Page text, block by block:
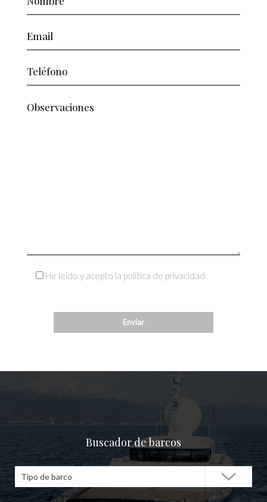
He leído y acepto la política de privacidad
Buscador de barcos
Tipo de barco